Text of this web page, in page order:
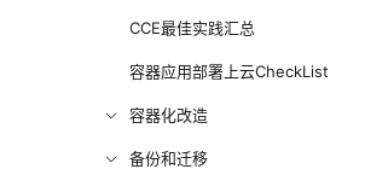
CCE最佳实践汇总
容器应用部署上云CheckList
容器化改造
备份和迁移